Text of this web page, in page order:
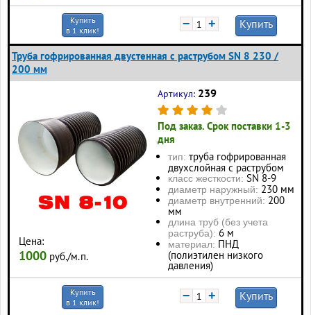
Купить
в 1 клик!
− + Купить
Труба гофрированная двустенная с раструбом SN 8 230 /
200 мм
Цена:
1000 руб./м.п.
Артикул: 239
Под заказ. Срок поставки 1-3
дня
тип: труба гофрированная
двухслойная с раструбом
класс жесткости: SN 8-9
диаметр наружный: 230 мм
диаметр внутренний: 200
мм
длина труб (без учета
раструба): 6 м
материал: ПНД
(полиэтилен низкого
давления)
Купить
в 1 клик!
− + Купить